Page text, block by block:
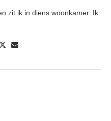
zit ik in diens woonkamer. Ik